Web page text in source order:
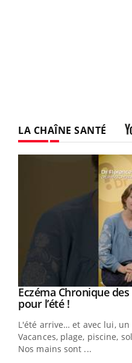
LA CHAÎNE SANTÉ
Youtube
Eczéma Chronique
pour l’été !Youtube
L'été arrive… et avec lui, un
Vacances, plage, piscine,
Nos mains sont ...